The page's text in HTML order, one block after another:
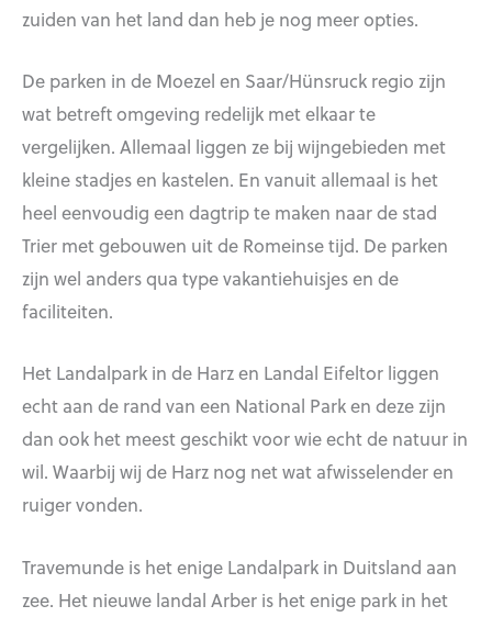
zuiden van het land dan heb je nog meer opties.
De parken in de Moezel en Saar/Hünsruck regio zijn
wat betreft omgeving redelijk met elkaar te
vergelijken. Allemaal liggen ze bij wijngebieden met
kleine stadjes en kastelen. En vanuit allemaal is het
heel eenvoudig een dagtrip te maken naar de stad
Trier met gebouwen uit de Romeinse tijd. De parken
zijn wel anders qua type vakantiehuisjes en de
faciliteiten.
Het Landalpark in de Harz en Landal Eifeltor liggen
echt aan de rand van een National Park en deze zijn
dan ook het meest geschikt voor wie echt de natuur in
wil. Waarbij wij de Harz nog net wat afwisselender en
ruiger vonden.
Travemunde is het enige Landalpark in Duitsland aan
zee. Het nieuwe landal Arber is het enige park in het